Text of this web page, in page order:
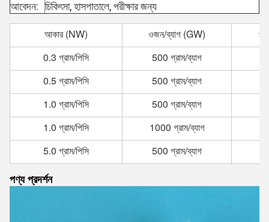
আবেদন: চিকিৎসা, হাসপাতালে, পরীক্ষার জন্য
আকার (NW) ওজন/ব্যাগ (GW)
0.3 গ্রাম/পিসি
500 গ্রাম/ব্যাগ
0.5 গ্রাম/পিসি
500 গ্রাম/ব্যাগ
1.0 গ্রাম/পিসি
500 গ্রাম/ব্যাগ
1.0 গ্রাম/পিসি
1000 গ্রাম/ব্যাগ
5.0 গ্রাম/পিসি
500 গ্রাম/ব্যাগ
পণ্য প্রদর্শন